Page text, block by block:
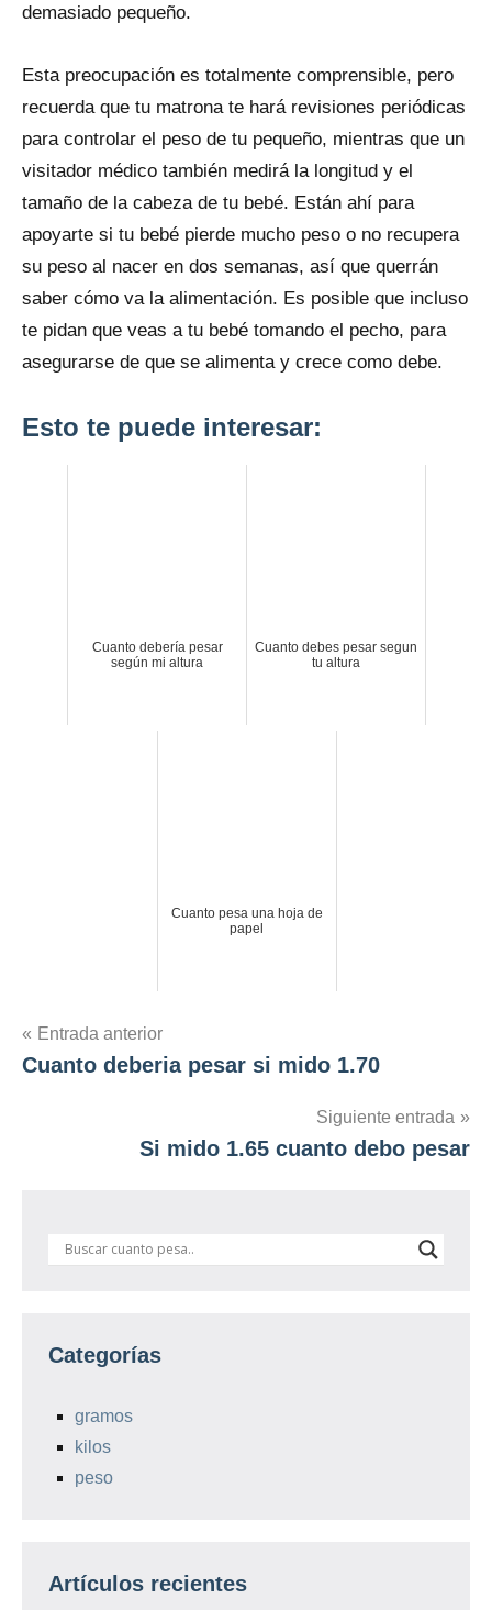
demasiado pequeño.
Esta preocupación es totalmente comprensible, pero
recuerda que tu matrona te hará revisiones periódicas
para controlar el peso de tu pequeño, mientras que un
visitador médico también medirá la longitud y el
tamaño de la cabeza de tu bebé. Están ahí para
apoyarte si tu bebé pierde mucho peso o no recupera
su peso al nacer en dos semanas, así que querrán
saber cómo va la alimentación. Es posible que incluso
te pidan que veas a tu bebé tomando el pecho, para
asegurarse de que se alimenta y crece como debe.
Esto te puede interesar:
Cuanto debería pesar
según mi altura
Cuanto debes pesar segun
tu altura
Cuanto pesa una hoja de
papel
Navegación
de
Entrada anterior
Cuanto deberia pesar si mido 1.70
Siguiente entrada
Si mido 1.65 cuanto debo pesar
Categorías
gramos
kilos
peso
Artículos recientes